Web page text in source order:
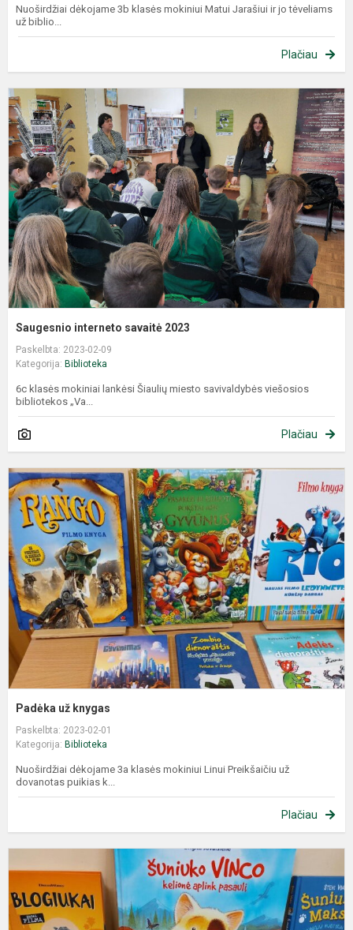
Nuoširdžiai dėkojame 3b klasės mokiniui Matui Jarašiui ir jo tėveliams
už biblio...
Plačiau
Saugesnio interneto savaitė 2023
Paskelbta: 2023-02-09
Kategorija: Biblioteka
6c klasės mokiniai lankėsi Šiaulių miesto savivaldybės viešosios
bibliotekos „Va...
Plačiau
Padėka už knygas
Paskelbta: 2023-02-01
Kategorija: Biblioteka
Nuoširdžiai dėkojame 3a klasės mokiniui Linui Preikšaičiu už
dovanotas puikias k...
Plačiau